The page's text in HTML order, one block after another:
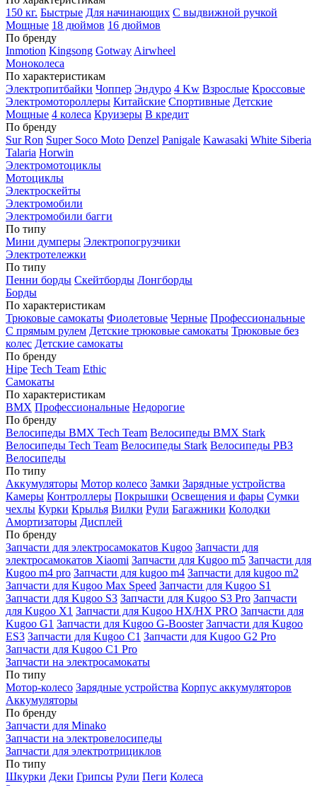
150 кг. Быстрые Для начинающих С выдвижной ручкой
Мощные 18 дюймов 16 дюймов
По бренду
Inmotion Kingsong Gotway Airwheel
Моноколеса
По характеристикам
Электропитбайки Чоппер Эндуро 4 Kw Взрослые Кроссовые
Электромотороллеры Китайские Спортивные Детские
Мощные 4 колеса Круизеры В кредит
По бренду
Sur Ron Super Soco Moto Denzel Panigale Kawasaki White Siberia
Talaria Horwin
Электромотоциклы
Мотоциклы
Электроскейты
Электромобили
Электромобили багги
По типу
Мини думперы Электропогрузчики
Электротележки
По типу
Пенни борды Скейтборды Лонгборды
Борды
По характеристикам
Трюковые самокаты Фиолетовые Черные Профессиональные
С прямым рулем Детские трюковые самокаты Трюковые без
колес Детские самокаты
По бренду
Hipe Tech Team Ethic
Самокаты
По характеристикам
BMX Профессиональные Недорогие
По бренду
Велосипеды BMX Tech Team Велосипеды BMX Stark
Велосипеды Tech Team Велосипеды Stark Велосипеды РВЗ
Велосипеды
По типу
Аккумуляторы Мотор колесо Замки Зарядные устройства
Камеры Контроллеры Покрышки Освещения и фары Сумки
чехлы Курки Крылья Вилки Рули Багажники Колодки
Амортизаторы Дисплей
По бренду
Запчасти для электросамокатов Kugoo Запчасти для
электросамокатов Xiaomi Запчасти для Kugoo m5 Запчасти для
Кugoo m4 pro Запчасти для kugoo m4 Запчасти для kugoo m2
Запчасти для Kugoo Max Speed Запчасти для Kugoo S1
Запчасти для Kugoo S3 Запчасти для Kugoo S3 Pro Запчасти
для Kugoo X1 Запчасти для Kugoo HX/HX PRO Запчасти для
Kugoo G1 Запчасти для Kugoo G-Booster Запчасти для Kugoo
ES3 Запчасти для Kugoo C1 Запчасти для Kugoo G2 Pro
Запчасти для Kugoo C1 Pro
Запчасти на электросамокаты
По типу
Мотор-колесо Зарядные устройства Корпус аккумуляторов
Аккумуляторы
По бренду
Запчасти для Minako
Запчасти на электровелосипеды
Запчасти для электротрициклов
По типу
Шкурки Деки Грипсы Рули Пеги Колеса